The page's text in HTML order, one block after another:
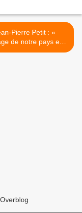
Pierre Petit : «
de notre pays est
catastrophique » >